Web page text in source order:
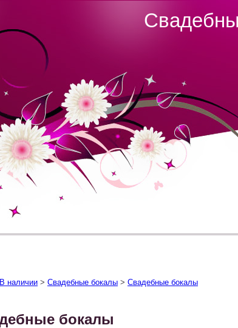
В наличии > Свадебные бокалы > Свадебные бокалы
бокалы